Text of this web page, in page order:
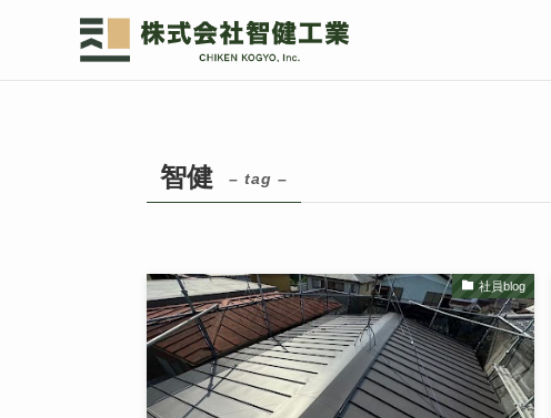
智健 – tag –
社員blog